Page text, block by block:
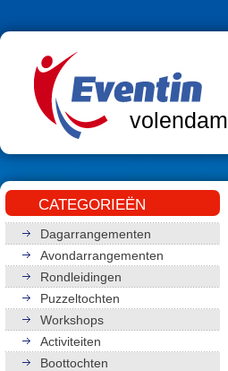
volendam
CATEGORIEËN
Dagarrangementen
Avondarrangementen
Rondleidingen
Puzzeltochten
Workshops
Activiteiten
Boottochten